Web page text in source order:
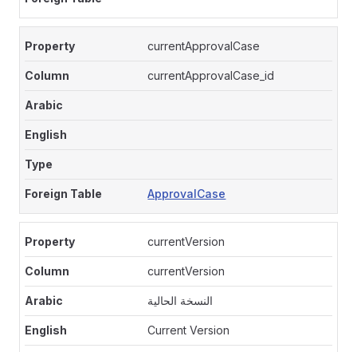
currentApprovalCase
currentApprovalCase_id
ApprovalCase
currentVersion
currentVersion
النسخة الحالية
Current Version